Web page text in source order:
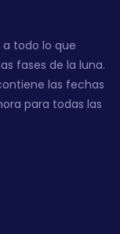
todo lo que
fases de la luna.
las fechas
para todas las